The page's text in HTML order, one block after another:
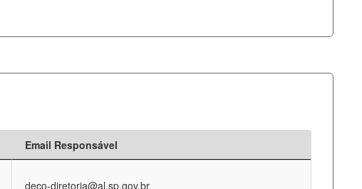
Email Responsável
deco-diretoria@al.sp.gov.br